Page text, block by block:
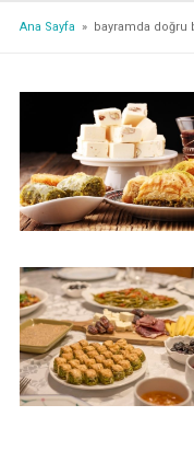
Ana Sayfa » bayramda doğru